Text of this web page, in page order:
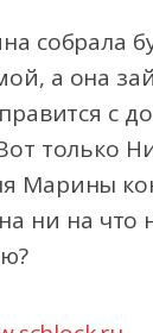
собрала
а она
с
только
Марины
ни на что